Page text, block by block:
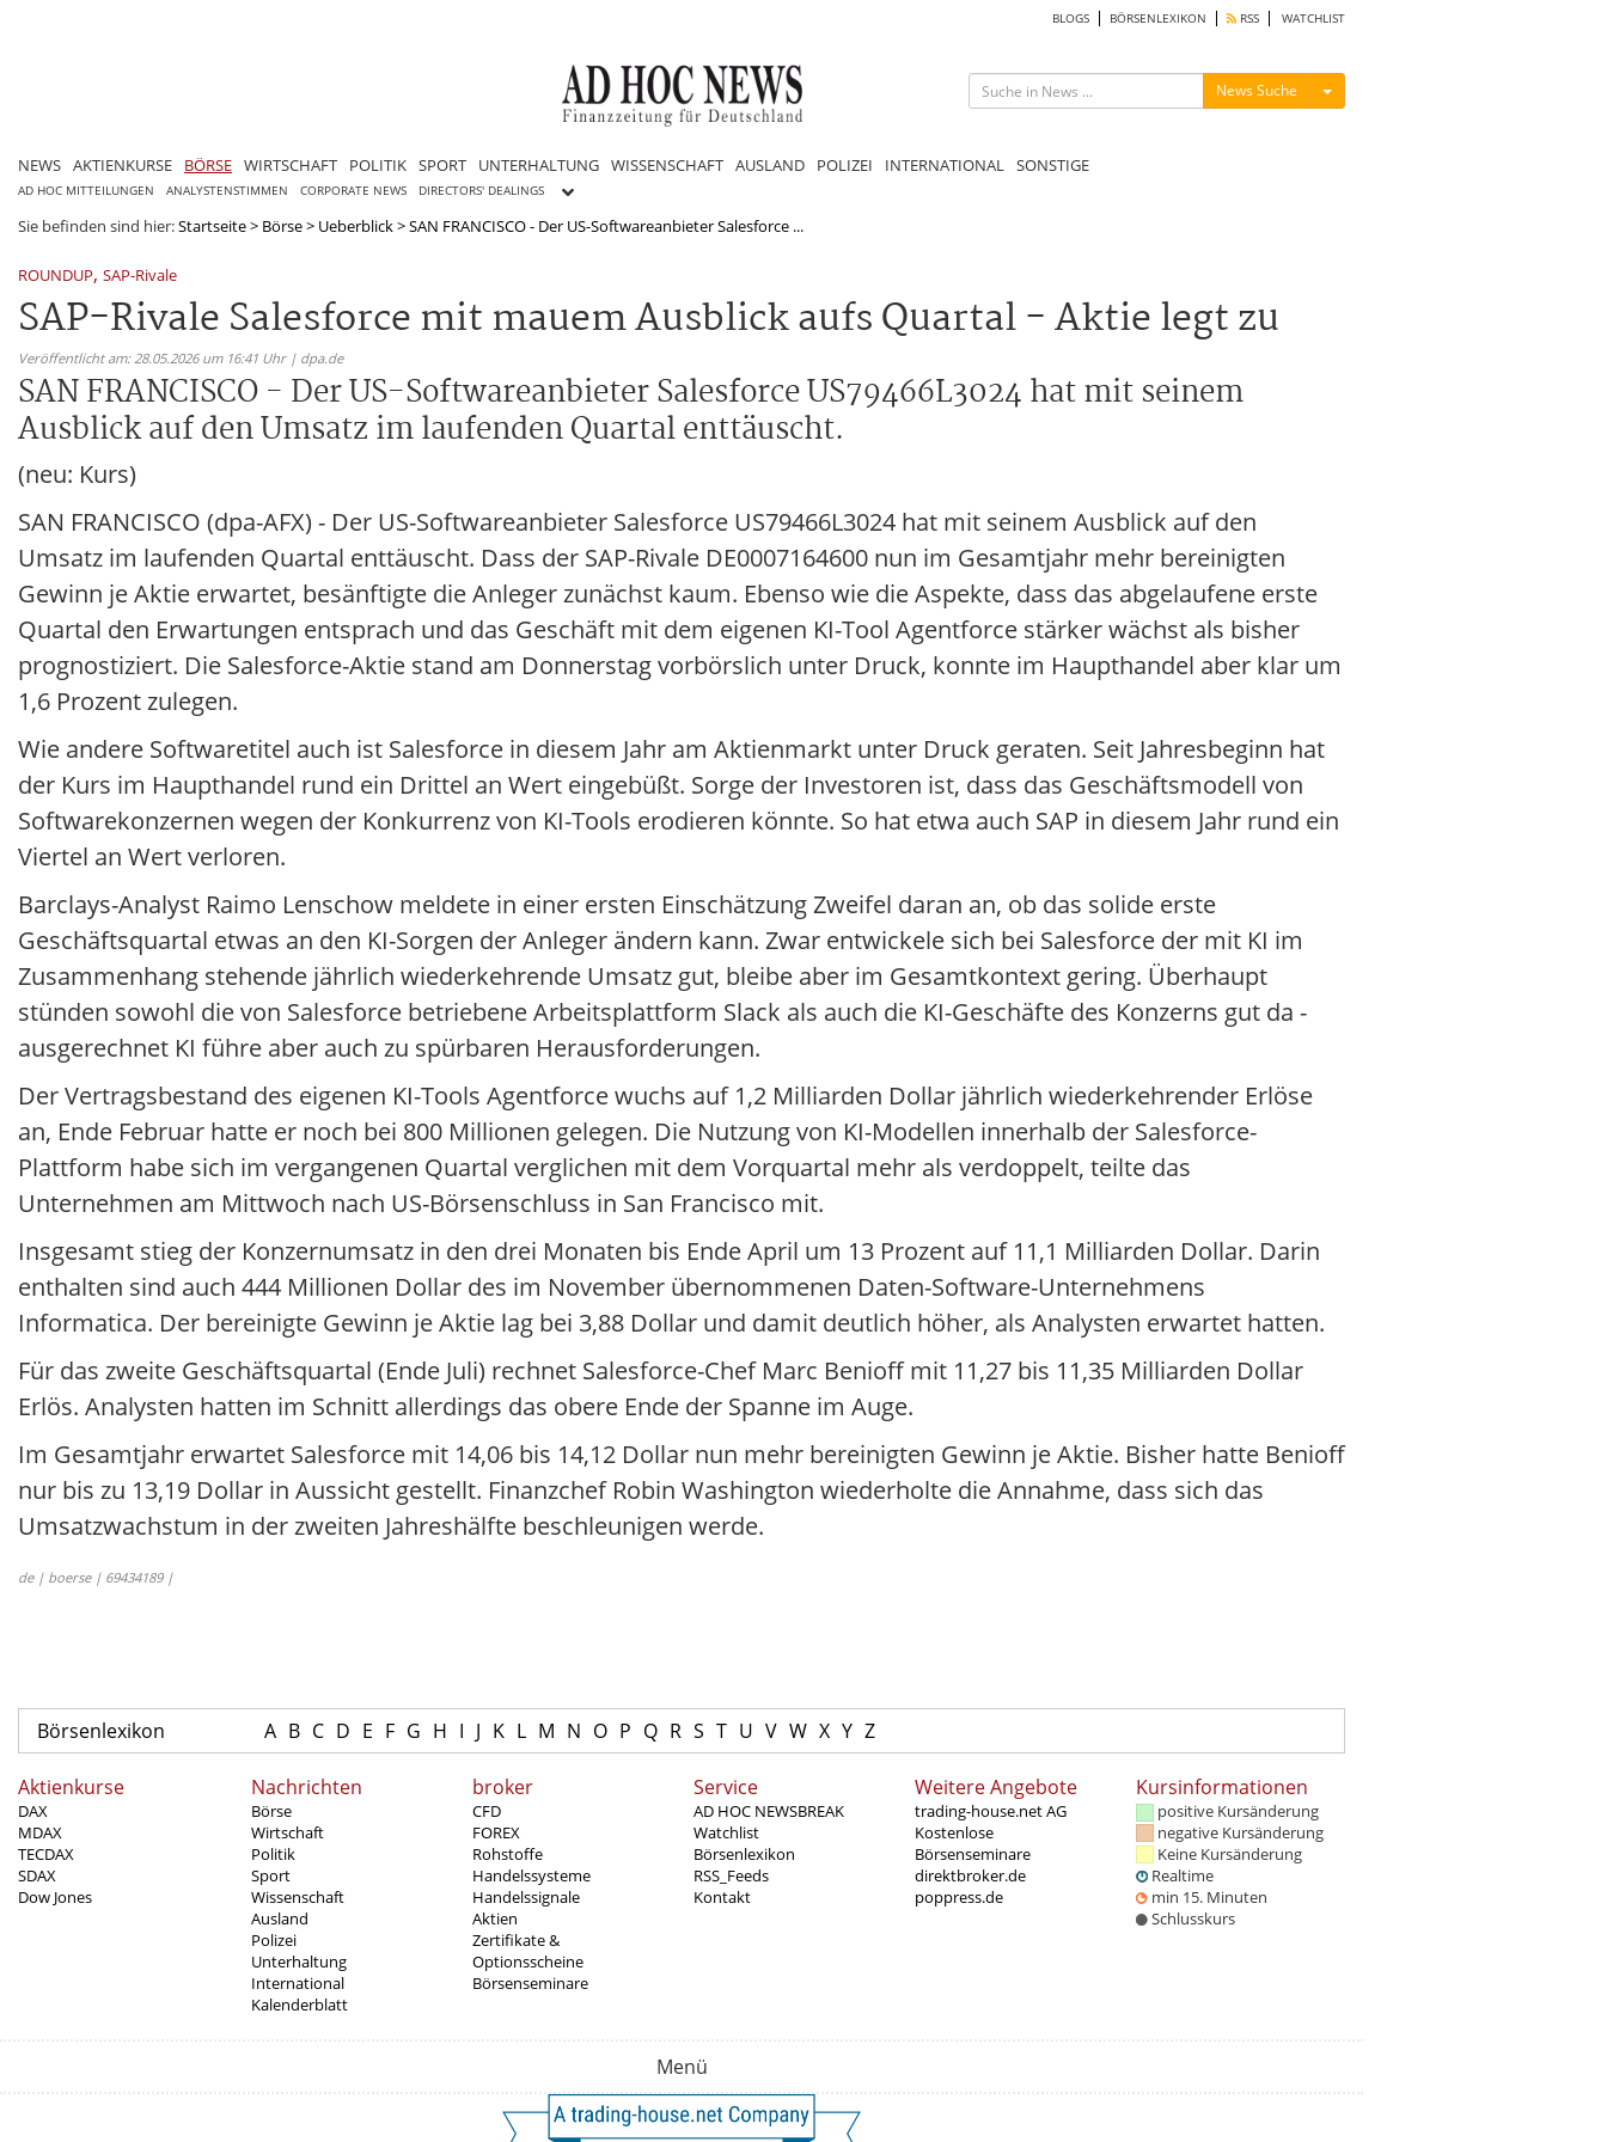
BLOGS BÖRSENLEXIKON RSS WATCHLIST
News Suche Menü ein-/ausblenden
NEWS AKTIENKURSE BÖRSE WIRTSCHAFT POLITIK SPORT UNTERHALTUNG WISSENSCHAFT AUSLAND POLIZEI INTERNATIONAL SONSTIGE
AD HOC MITTEILUNGEN ANALYSTENSTIMMEN CORPORATE NEWS DIRECTORS' DEALINGS
Sie befinden sind hier:Startseite> Börse> Ueberblick>SAN FRANCISCO - Der US-Softwareanbieter Salesforce ...
ROUNDUP, SAP-Rivale
SAP-Rivale Salesforce mit mauem Ausblick aufs Quartal - Aktie legt zu
Veröffentlicht am: 28.05.2026 um 16:41 Uhr | dpa.de
SAN FRANCISCO - Der US-Softwareanbieter Salesforce US79466L3024 hat mit seinem
Ausblick auf den Umsatz im laufenden Quartal enttäuscht.
(neu: Kurs)
SAN FRANCISCO (dpa-AFX) - Der US-Softwareanbieter Salesforce US79466L3024 hat mit seinem Ausblick auf den
Umsatz im laufenden Quartal enttäuscht. Dass der SAP-Rivale DE0007164600 nun im Gesamtjahr mehr bereinigten
Gewinn je Aktie erwartet, besänftigte die Anleger zunächst kaum. Ebenso wie die Aspekte, dass das abgelaufene erste
Quartal den Erwartungen entsprach und das Geschäft mit dem eigenen KI-Tool Agentforce stärker wächst als bisher
prognostiziert. Die Salesforce-Aktie stand am Donnerstag vorbörslich unter Druck, konnte im Haupthandel aber klar um
1,6 Prozent zulegen.
Wie andere Softwaretitel auch ist Salesforce in diesem Jahr am Aktienmarkt unter Druck geraten. Seit Jahresbeginn hat
der Kurs im Haupthandel rund ein Drittel an Wert eingebüßt. Sorge der Investoren ist, dass das Geschäftsmodell von
Softwarekonzernen wegen der Konkurrenz von KI-Tools erodieren könnte. So hat etwa auch SAP in diesem Jahr rund ein
Viertel an Wert verloren.
Barclays-Analyst Raimo Lenschow meldete in einer ersten Einschätzung Zweifel daran an, ob das solide erste
Geschäftsquartal etwas an den KI-Sorgen der Anleger ändern kann. Zwar entwickele sich bei Salesforce der mit KI im
Zusammenhang stehende jährlich wiederkehrende Umsatz gut, bleibe aber im Gesamtkontext gering. Überhaupt
stünden sowohl die von Salesforce betriebene Arbeitsplattform Slack als auch die KI-Geschäfte des Konzerns gut da -
ausgerechnet KI führe aber auch zu spürbaren Herausforderungen.
Der Vertragsbestand des eigenen KI-Tools Agentforce wuchs auf 1,2 Milliarden Dollar jährlich wiederkehrender Erlöse
an, Ende Februar hatte er noch bei 800 Millionen gelegen. Die Nutzung von KI-Modellen innerhalb der Salesforce-
Plattform habe sich im vergangenen Quartal verglichen mit dem Vorquartal mehr als verdoppelt, teilte das
Unternehmen am Mittwoch nach US-Börsenschluss in San Francisco mit.
Insgesamt stieg der Konzernumsatz in den drei Monaten bis Ende April um 13 Prozent auf 11,1 Milliarden Dollar. Darin
enthalten sind auch 444 Millionen Dollar des im November übernommenen Daten-Software-Unternehmens
Informatica. Der bereinigte Gewinn je Aktie lag bei 3,88 Dollar und damit deutlich höher, als Analysten erwartet hatten.
Für das zweite Geschäftsquartal (Ende Juli) rechnet Salesforce-Chef Marc Benioff mit 11,27 bis 11,35 Milliarden Dollar
Erlös. Analysten hatten im Schnitt allerdings das obere Ende der Spanne im Auge.
Im Gesamtjahr erwartet Salesforce mit 14,06 bis 14,12 Dollar nun mehr bereinigten Gewinn je Aktie. Bisher hatte Benioff
nur bis zu 13,19 Dollar in Aussicht gestellt. Finanzchef Robin Washington wiederholte die Annahme, dass sich das
Umsatzwachstum in der zweiten Jahreshälfte beschleunigen werde.
de | boerse | 69434189 |
Börsenlexikon A B C D E F G H I J K L M N O P Q R S T U V W X Y Z
Aktienkurse
DAX
MDAX
TECDAX
SDAX
Dow Jones
Nachrichten
Börse
Wirtschaft
Politik
Sport
Wissenschaft
Ausland
Polizei
Unterhaltung
International
Kalenderblatt
broker
CFD
FOREX
Rohstoffe
Handelssysteme
Handelssignale
Aktien
Zertifikate &
Optionsscheine
Börsenseminare
Service
AD HOC NEWSBREAK
Watchlist
Börsenlexikon
RSS_Feeds
Kontakt
Weitere Angebote
trading-house.net AG
Kostenlose
Börsenseminare
direktbroker.de
poppress.de
Kursinformationen
positive Kursänderung
negative Kursänderung
Keine Kursänderung
Realtime
min 15. Minuten
Schlusskurs
Menü